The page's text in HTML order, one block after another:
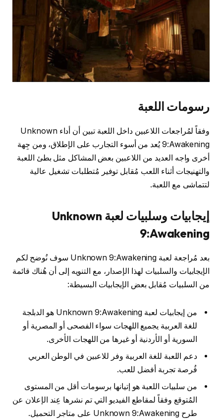
رسومات اللعبة
وفقاً لمُراجعات اللاعبين داخل اللعبة تبين أن أداء Unknown
9:Awakening يُعد من أسوء التجارب على الإطلاق، ومن جِهة
أخرى واجه العديد من اللاعبين بعض المشاكل مثل بطئ اللعبة
والتهنيجات أثناء اللعب مُقابل توفير مُتطلبات تشغيل عالية
لتتماشى مع اللعبة.
إيجابيات وسلبيات لعبة Unknown
9:Awakening
بعد مُراجعة لعبة Unknown 9:Awakening سوف نُوضح لكم
الإيجابيات والسلبيات لهذا الإصدار، مع التنويه إلى أن هُناك قائمة
من السلبيات مُقابل بعض الإيجابيات البسيطة:
من إيجابيات لعبة Unknown 9:Awakening هو الدبلجة
للغة العربية يجميع اللهجات سواء الفصحى أو المصرية أو
السورية أو الأردنية أو غيرها من اللهجات الأخرى.
دعم اللعبة للغة العربية وفر للاعبين في الوطن العربي
فُرصة تجربة أفضل للعب.
من سلبيات اللعبة هو إتيانها برسومات أقل من المستوى
المُتوقع وفقاً لمقاطع الفيديو التي تم نشرها عِند الإعلان عن
طرح Unknown 9:Awakening على متاجر التحميل.